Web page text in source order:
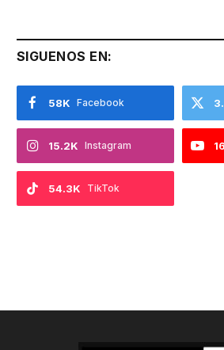
SIGUENOS EN:
Facebook
58K
Instagram
15.2K
TikTok
54.3K